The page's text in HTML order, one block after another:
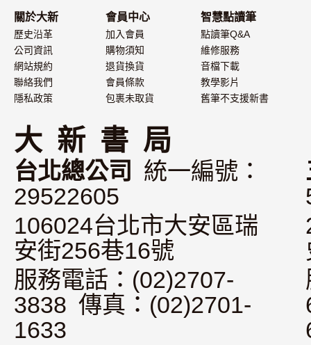
關於大新
歷史沿革
公司資訊
網站規約
聯絡我們
隱私政策
會員中心
加入會員
購物須知
退貨換貨
會員條款
包裹未取貨
智慧點讀筆
點讀筆Q&A
維修服務
音檔下載
教學影片
舊筆不支援新書
大 新 書 局
台北總公司
統一編號：
29522605
106024台北市大安區瑞
安街256巷16號
服務電話：(02)2707-
3838 傳真：(02)2701-
1633